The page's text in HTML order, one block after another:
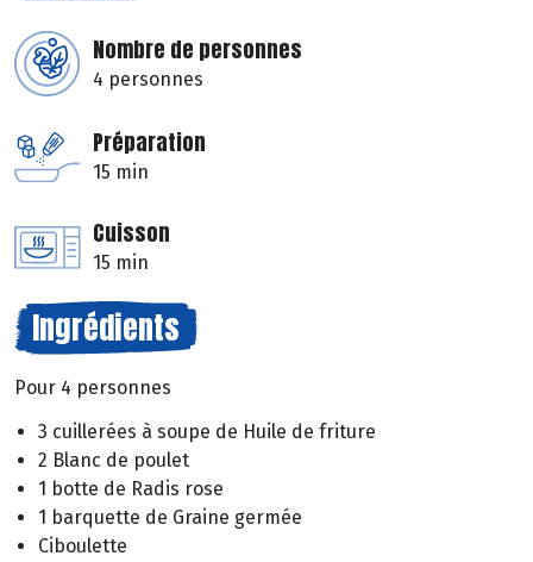
Nombre de personnes
4 personnes
Préparation
15 min
Cuisson
15 min
Ingrédients
Pour 4 personnes
3 cuillerées à soupe de Huile de friture
2 Blanc de poulet
1 botte de Radis rose
1 barquette de Graine germée
Ciboulette